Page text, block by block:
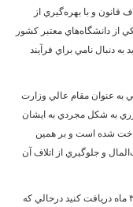
قانون و با بهره‌گيري از
از دانشگاه‌هاي معتبر کشور
دنبال نامي براي فرآيند
و آموزش عالي به عنوان مقام عالي وزارت
به شکل مجردي به ايشان
که تا پايان اسفند ‌٧٤ ارز متأهلي به من پرداخت شده است و بر همين
و جلوگيري از اتلاف آن
به راستي چگونه مي‌شود به صورت نامشروع و بدون استحقاق براي خود، همسر و فرزندان ارز دانشجويي بابت ‌٣٨ ماه دريافت کنيد درحالي که